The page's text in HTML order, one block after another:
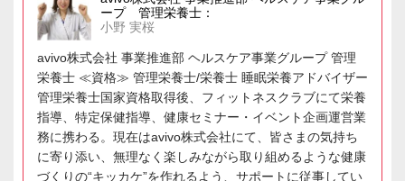
ープ 管理栄養士：
小野 実桜
avivo株式会社 事業推進部 ヘルスケア事業グループ 管理
栄養士 ≪資格≫ 管理栄養士/栄養士 睡眠栄養アドバイザー
管理栄養士国家資格取得後、フィットネスクラブにて栄養
指導、特定保健指導、健康セミナー・イベント企画運営業
務に携わる。現在はavivo株式会社にて、皆さまの気持ち
に寄り添い、無理なく楽しみながら取り組めるような健康
づくりの“キッカケ”を作れるよう、サポートに従事してい